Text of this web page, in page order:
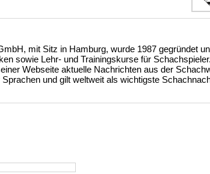
mit Sitz in Hamburg, wurde 1987 gegründet
sowie Lehr- und Trainingskurse für
Webseite aktuelle Nachrichten aus der
und gilt weltweit als wichtigste